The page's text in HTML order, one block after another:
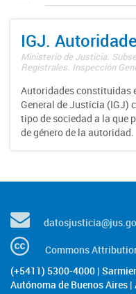
IGJ.
Ministerio de Justicia.
Registrales. Inspección
Autoridades constituidas
General de Justicia (IGJ)
tipo de sociedad a la que
de género de la autoridad.
Commons
(+5411) 5300-4000 |
Autónoma de Buenos Aires